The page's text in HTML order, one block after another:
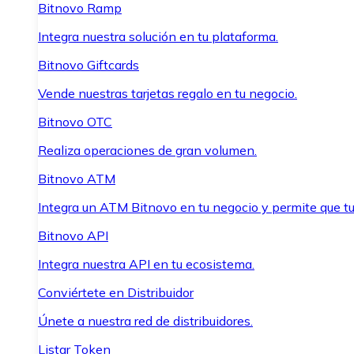
Bitnovo Ramp
Integra nuestra solución en tu plataforma.
Bitnovo Giftcards
Vende nuestras tarjetas regalo en tu negocio.
Bitnovo OTC
Realiza operaciones de gran volumen.
Bitnovo ATM
Integra un ATM Bitnovo en tu negocio y permite que
Bitnovo API
Integra nuestra API en tu ecosistema.
Conviértete en Distribuidor
Únete a nuestra red de distribuidores.
Listar Token